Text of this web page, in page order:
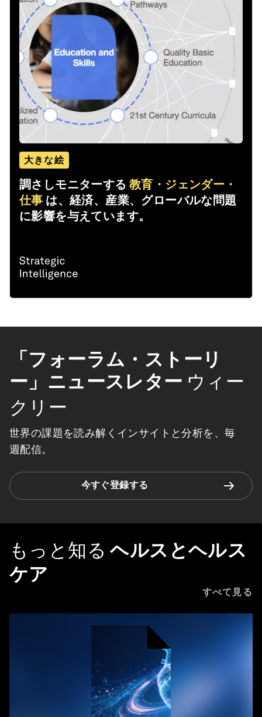
大きな絵
調さしモニターする 教育・ジェンダー・
仕事 は、経済、産業、グローバルな問題
に影響を与えています。
「フォーラム・ストーリ
ー」ニュースレター ウィー
クリー
世界の課題を読み解くインサイトと分析を、毎
週配信。
今すぐ登録する
もっと知る ヘルスとヘルス
ケア
すべて見る